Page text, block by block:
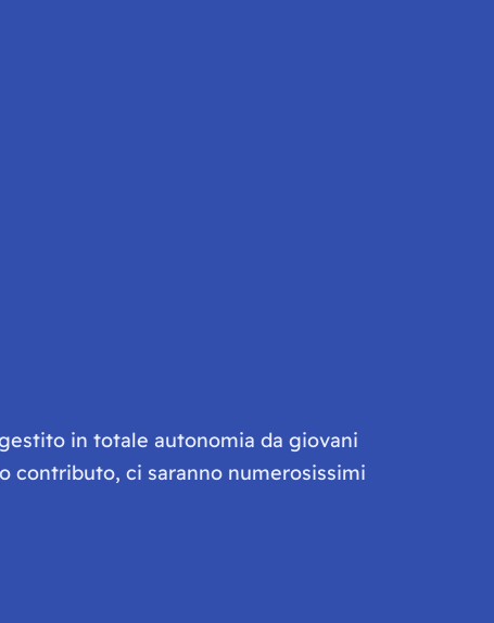
in totale autonomia da giovani
contributo, ci saranno numerosissimi